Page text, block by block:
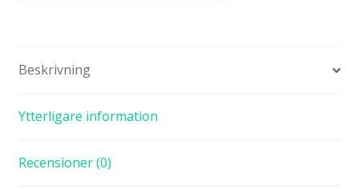
Beskrivning
Ytterligare information
Recensioner (0)